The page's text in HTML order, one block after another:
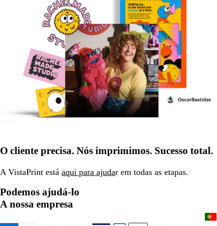
O cliente precisa. Nós imprimimos. Sucesso total.
A VistaPrint está aqui para ajudar em todas as etapas.
Podemos ajudá-lo
A nossa empresa